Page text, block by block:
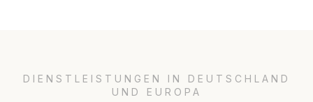
DIENSTLEISTUNGEN IN DEUTSCHLAND
UND EUROPA